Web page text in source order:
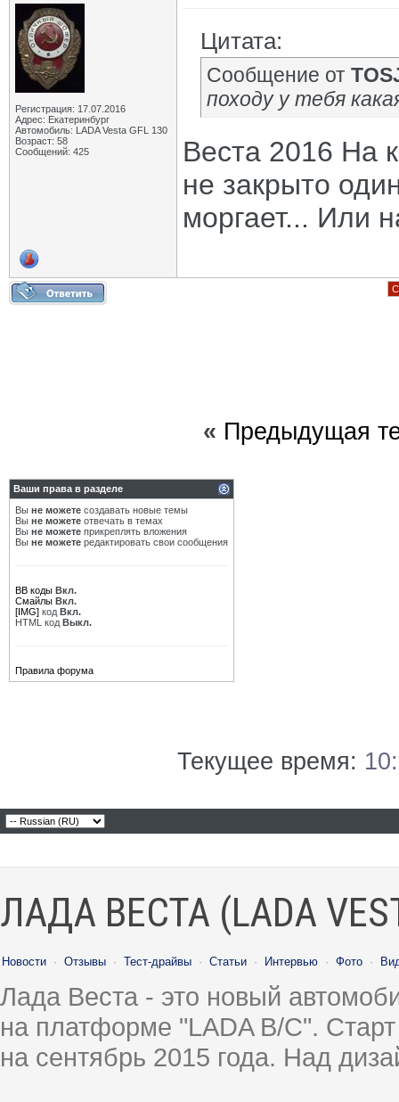
Регистрация: 17.07.2016
Адрес: Екатеринбург
Автомобиль: LADA Vesta GFL 130
Возраст: 58
Сообщений: 425
Цитата:
Сообщение от
походу у тебя
Веста 2016 На
не закрыто
моргает... Или
« Предыдущая
Ваши права в разделе
Вы не можете создавать новые темы
Вы не можете отвечать в темах
Вы не можете прикреплять вложения
Вы не можете редактировать свои сообщения
BB коды Вкл.
Смайлы Вкл.
[IMG] код Вкл.
HTML код Выкл.
Правила форума
Текущее время:
ЛАДА ВЕСТА (LADA
Новости · Отзывы · Тест-драйвы · Статьи · Интервью · Фото ·
Лада Веста - это новый
на платформе "LADA B/C".
на сентябрь 2015 года. Над